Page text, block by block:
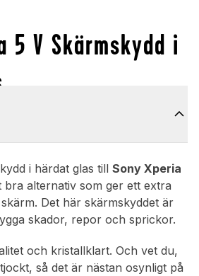
5 V Skärmskydd i
i härdat glas till Sony Xperia
bra alternativ som ger ett extra
Det här skärmskyddet är
skador, repor och sprickor.
och kristallklart. Och vet du,
så det är nästan osynligt på